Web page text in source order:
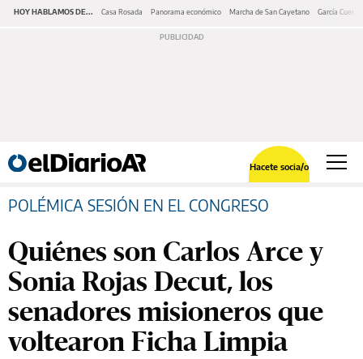
HOY HABLAMOS DE... Casa Rosada Panorama económico Marcha de San Cayetano García Cuerva
Hacete socia/o
POLÉMICA SESIÓN EN EL CONGRESO
Quiénes son Carlos Arce y
Sonia Rojas Decut, los
senadores misioneros que
voltearon Ficha Limpia